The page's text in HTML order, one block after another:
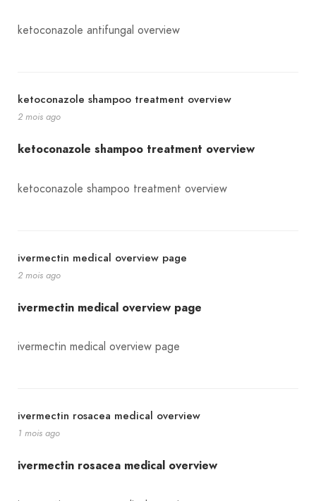
ketoconazole antifungal overview
ketoconazole shampoo treatment overview
2 mois ago
ketoconazole shampoo treatment overview
ketoconazole shampoo treatment overview
ivermectin medical overview page
2 mois ago
ivermectin medical overview page
ivermectin medical overview page
ivermectin rosacea medical overview
1 mois ago
ivermectin rosacea medical overview